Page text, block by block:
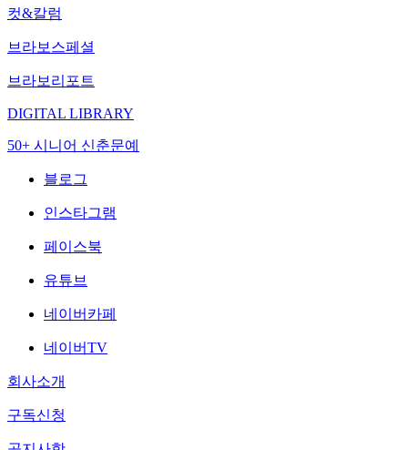
컷&칼럼
브라보스페셜
브라보리포트
DIGITAL LIBRARY
50+ 시니어 신춘문예
블로그
인스타그램
페이스북
유튜브
네이버카페
네이버TV
회사소개
구독신청